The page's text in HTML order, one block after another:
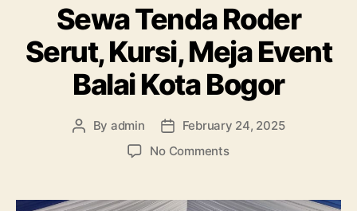
Sewa Tenda Roder
Serut, Kursi, Meja Event
Balai Kota Bogor
Post
By admin
Post
date
February 24, 2025
No Commentson
Roder